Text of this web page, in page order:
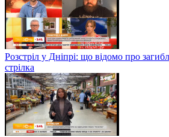
Розстріл у Дніпрі: що відомо про
стрілка